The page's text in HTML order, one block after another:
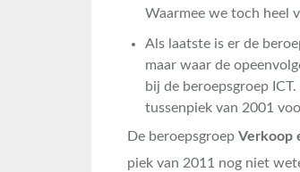
Waarmee we toch heel
Als laatste is er de
maar waar de
bij de beroepsgroep
tussenpiek van 2001
De beroepsgroep Verkoop
piek van 2011 nog niet